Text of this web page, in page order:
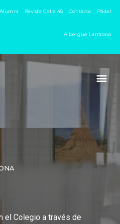
Alumni Revista Calle 45 Contacto Pádel
Albergue Larraona
el Colegio a través de